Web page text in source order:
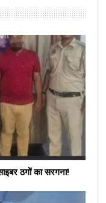
ठगों का सरगना!